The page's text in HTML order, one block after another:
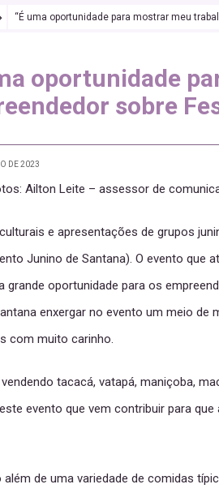
“É uma oportunidade para mostrar meu
oportunidade
sobre
DE 2023
Ailton Leite – assessor de
e apresentações de grupos
Junino de Santana). O evento que
grande oportunidade para os
enxergar no evento um meio
com muito carinho.
tacacá, vatapá, maniçoba,
evento que vem contribuir para
além de uma variedade de comidas